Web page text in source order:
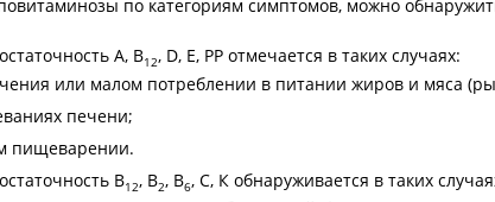
по категориям симптомов, можно
А, В12, D, E, PP отмечается в таких случаях:
или малом потреблении в питании жиров и мяса
печени;
пищеварении.
В12, В2, В6, С, К обнаруживается в таких